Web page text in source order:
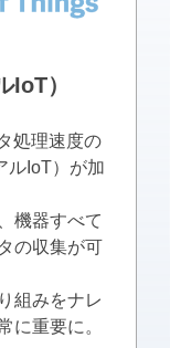
IoT）
処理速度の
ルIoT）が加
機器すべて
の収集が可
組みをナレ
に重要に。